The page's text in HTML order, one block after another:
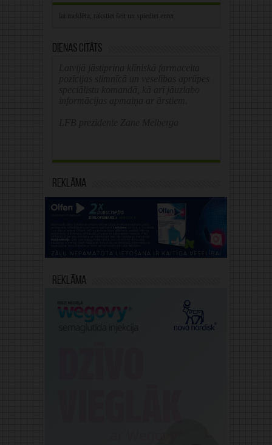
Dienas citāts
Reklāma
Reklāma